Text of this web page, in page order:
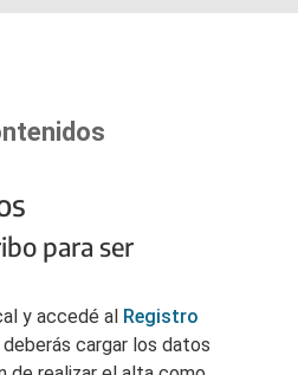
para ser
y accedé al Registro
deberás cargar los datos